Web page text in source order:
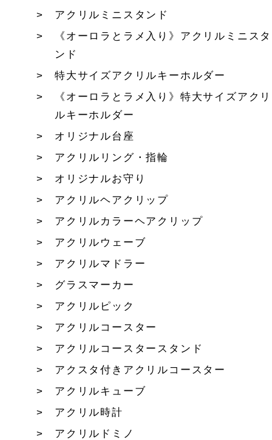
アクリルミニスタンド
《オーロラとラメ入り》アクリルミニスタ
ンド
特大サイズアクリルキーホルダー
《オーロラとラメ入り》特大サイズアクリ
ルキーホルダー
オリジナル台座
アクリルリング・指輪
オリジナルお守り
アクリルヘアクリップ
アクリルカラーヘアクリップ
アクリルウェーブ
アクリルマドラー
グラスマーカー
アクリルピック
アクリルコースター
アクリルコースタースタンド
アクスタ付きアクリルコースター
アクリルキューブ
アクリル時計
アクリルドミノ